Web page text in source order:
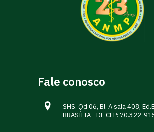
Fale conosco
SHS. Qd 06, Bl. A sala 408,
BRASÍLIA - DF CEP: 70.322-